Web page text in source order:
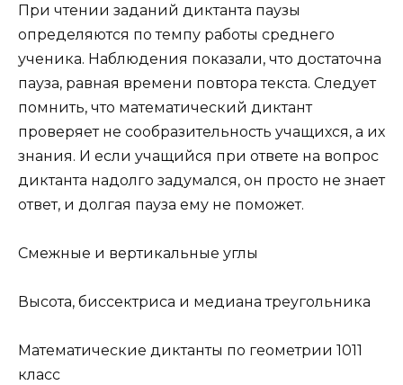
При чтении заданий диктанта паузы
определяются по темпу работы среднего
ученика. Наблюдения показали, что достаточна
пауза, равная времени повтора текста. Следует
помнить, что математический диктант
проверяет не сообразительность учащихся, а их
знания. И если учащийся при ответе на вопрос
диктанта надолго задумался, он просто не знает
ответ, и долгая пауза ему не поможет.
Смежные и вертикальные углы
Высота, биссектриса и медиана треугольника
Математические диктанты по геометрии 1011
класс